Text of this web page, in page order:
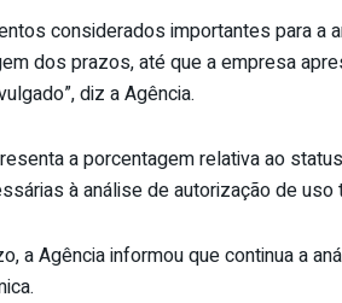
considerados importantes para a
dos prazos, até que a empresa
diz a Agência.
a porcentagem relativa ao
à análise de autorização de uso
a Agência informou que continua a